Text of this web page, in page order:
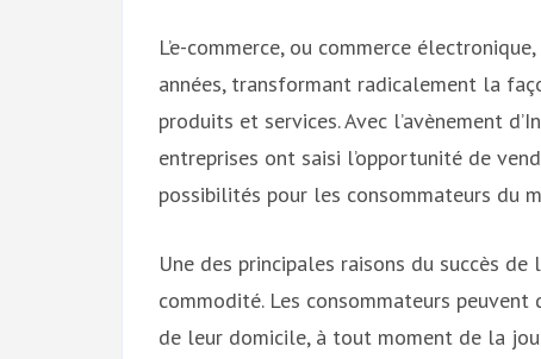
L’e-commerce, ou commerce
années, transformant radicalement la
produits et services. Avec l’avènement
entreprises ont saisi l’opportunité de
possibilités pour les consommateurs du
Une des principales raisons du succès
commodité. Les consommateurs
de leur domicile, à tout moment de la